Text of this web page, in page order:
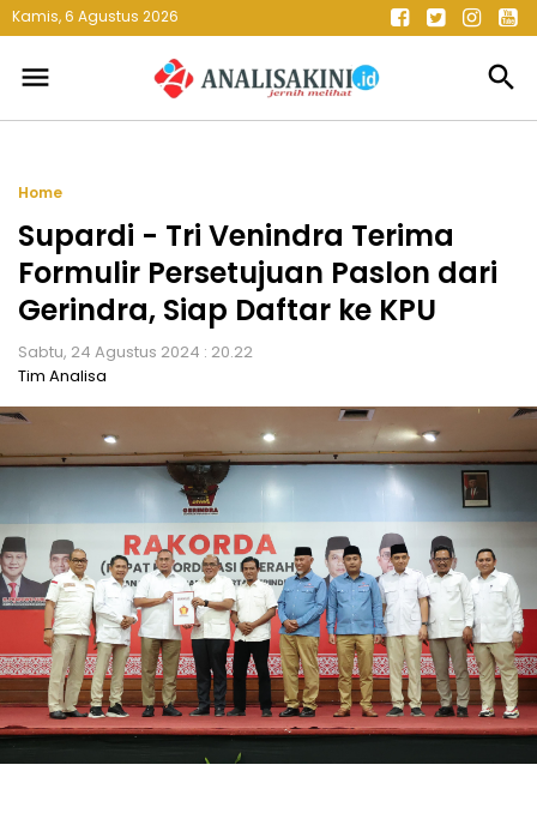
Kamis, 6 Agustus 2026
menu search
Home
Supardi - Tri Venindra Terima
Formulir Persetujuan Paslon dari
Gerindra, Siap Daftar ke KPU
Sabtu, 24 Agustus 2024 : 20.22
Tim Analisa